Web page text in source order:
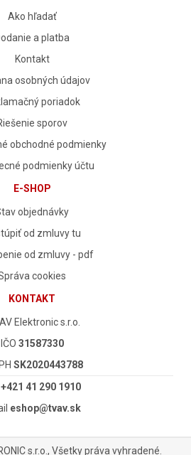
Ako hľadať
a platba
Kontakt
osobných údajov
poriadok
sporov
obchodné podmienky
podmienky účtu
E-SHOP
objednávky
od zmluvy tu
od zmluvy - pdf
cookies
KONTAKT
Elektronic s.r.o.
IČO 31587330
SK2020443788
+421 41 290 1910
eshop@tvav.sk
s.r.o., Všetky práva vyhradené.